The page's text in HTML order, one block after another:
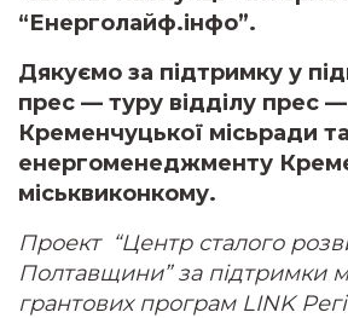
“Енерголайф.інфо”.
Дякуємо за підтримку у
прес — туру відділу прес
Кременчуцької місьради
енергоменеджменту
міськвиконкому.
Проект “Центр сталого
Полтавщини” за підтримки
грантових програм LINK